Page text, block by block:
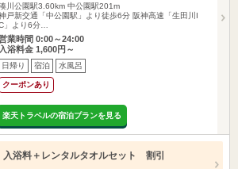
川公園駅3.60km 中公園駅201m
戸新交通「中公園駅」より徒歩6分 阪神高速「生田川I
」より6分…
業時間 0:00～24:00
入浴料金 1,600円～
日帰り 宿泊 水風呂
クーポンあり
楽天トラベルの宿泊プランを見る
入浴料＋レンタルタオルセット 割引